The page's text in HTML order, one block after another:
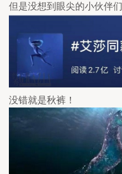
但是没想到眼尖的小伙伴
没错就是秋裤！